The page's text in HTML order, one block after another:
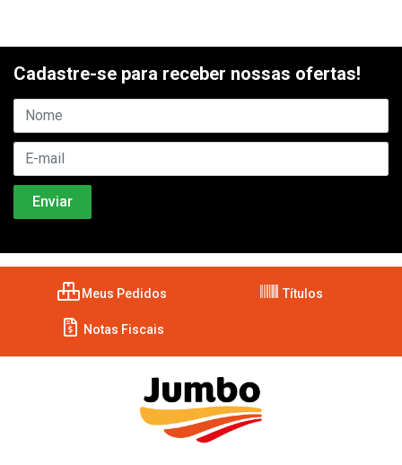
Cadastre-se para receber nossas ofertas!
Meus Pedidos Títulos
Notas Fiscais